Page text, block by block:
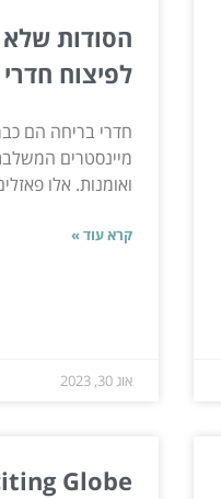
הסודות
לפיצוח
חדרי בריחה הם
מיינסטרים
ואומנות. אלו
קרא עוד »
אוג 30, 2023
Globe